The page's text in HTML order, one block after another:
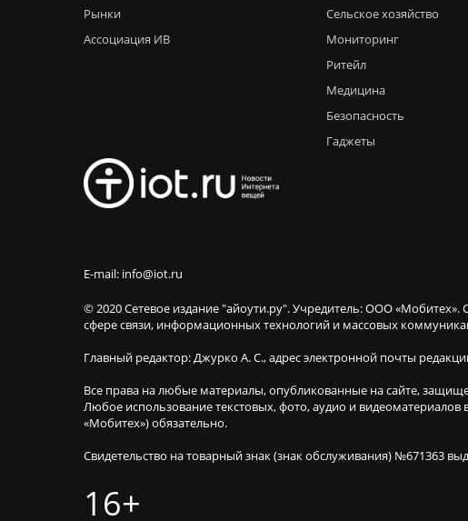
Рынки
Ассоциация ИВ
Сельское хозяйство
Мониторинг
Ритейл
Медицина
Безопасность
Гаджеты
E-mail: info@iot.ru
© 2020 Сетевое издание "айоути.ру". Учредитель: ООО
сфере связи, информационных технологий и массовых
Главный редактор: Джурко А. С., адрес электронной почты
Все права на любые материалы, опубликованные на сайте,
Любое использование текстовых, фото, аудио и
«Мобитех») обязательно.
Свидетельство на товарный знак (знак обслуживания) №671363
16+